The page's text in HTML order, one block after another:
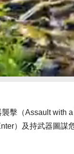
擊（Assault with
）及持武器圖謀